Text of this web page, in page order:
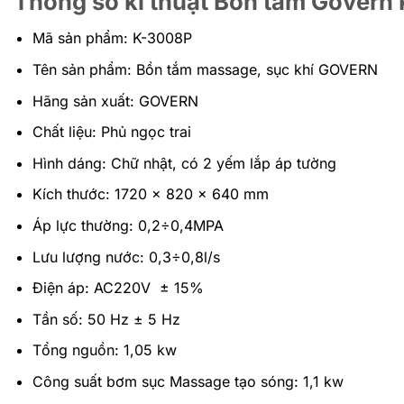
Mã sản phẩm: K-3008P
Tên sản phẩm: Bồn tắm massage, sục khí GOVERN
Hãng sản xuất: GOVERN
Chất liệu: Phủ ngọc trai
Hình dáng: Chữ nhật, có 2 yếm lắp áp tường
Kích thước: 1720 x 820 x 640 mm
Áp lực thường: 0,2÷0,4MPA
Lưu lượng nước: 0,3÷0,8l/s
Điện áp: AC220V ± 15%
Tần số: 50 Hz ± 5 Hz
Tổng nguồn: 1,05 kw
Công suất bơm sục Massage tạo sóng: 1,1 kw